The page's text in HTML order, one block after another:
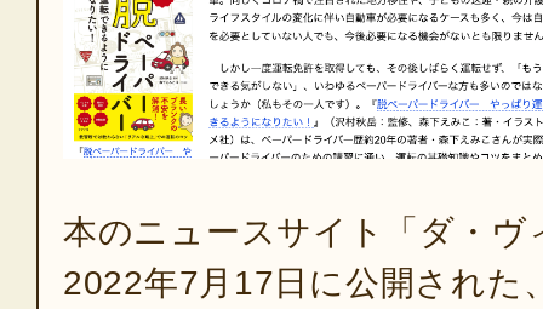
本のニュースサイト「ダ・ヴ
2022年7月17日に公開された